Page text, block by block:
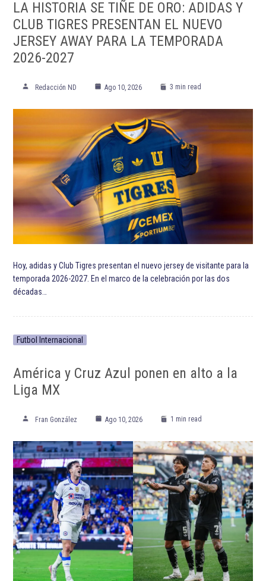
LA HISTORIA SE TIÑE DE ORO: ADIDAS Y
CLUB TIGRES PRESENTAN EL NUEVO
JERSEY AWAY PARA LA TEMPORADA
2026-2027
Redacción ND Ago 10, 2026 3 min read
Hoy, adidas y Club Tigres presentan el nuevo jersey de visitante para la
temporada 2026-2027. En el marco de la celebración por las dos
décadas…
Futbol Internacional
América y Cruz Azul ponen en alto a la
Liga MX
Fran González Ago 10, 2026 1 min read